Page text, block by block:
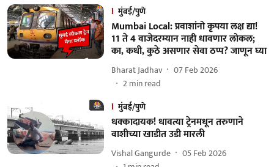
मुंबई/पुणे
Mumbai Local: प्रवाशांनो कृपया लक्ष द्या!
11 ते 4 वाजेदरम्यान नाही धावणार लोकल;
का, कधी, कुठे असणार सेवा ठप्प? जाणून घ्या
Bharat Jadhav
07 Feb 2026
2min read
मुंबई/पुणे
धक्कादायक! धावत्या ट्रेनमधून तरुणाने
वाशीच्या खाडीत उडी मारली
Vishal Gangurde
05 Feb 2026